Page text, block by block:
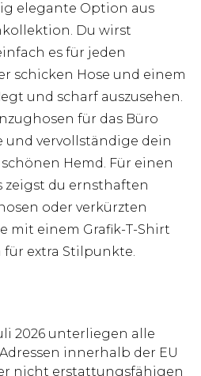
elegante Option aus
Du wirst
es für jeden
schicken Hose und einem
und scharf auszusehen.
für das Büro
und vervollständige dein
Hemd. Für einen
zeigst du ernsthaften
oder verkürzten
mit einem Grafik-T-Shirt
extra Stilpunkte.
2026 unterliegen alle
innerhalb der EU
nicht erstattungsfähigen